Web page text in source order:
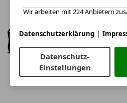
Wir arbeiten mit 224 Anbietern
Datenschutzerklärung |
Datenschutz-
Einstellungen